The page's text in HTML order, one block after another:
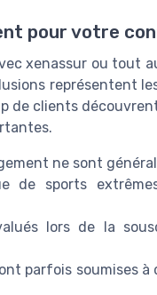
pour votre
xenassur ou tout
représentent
de clients
ne sont
de sports
lors de la
parfois soumises à